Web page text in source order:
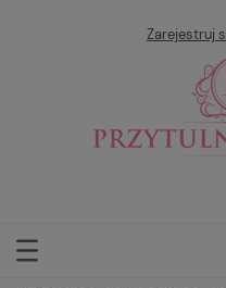
Zarejestruj